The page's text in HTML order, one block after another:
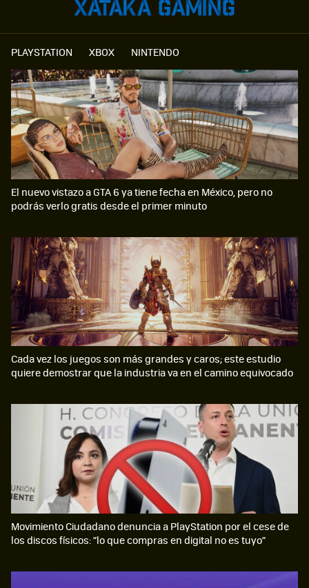
PLAYSTATION XBOX NINTENDO
El nuevo vistazo a GTA 6 ya tiene fecha en México, pero no
podrás verlo gratis desde el primer minuto
Cada vez los juegos son más grandes y caros; este estudio
quiere demostrar que la industria va en el camino equivocado
Movimiento Ciudadano denuncia a PlayStation por el cese de
los discos físicos: “lo que compras en digital no es tuyo”